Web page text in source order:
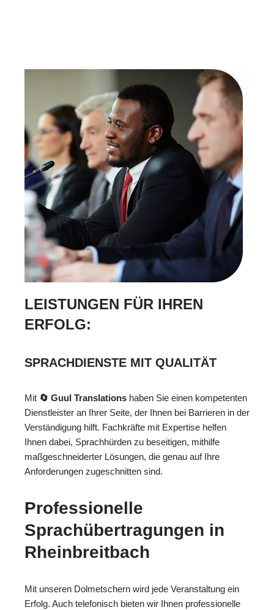
LEISTUNGEN FÜR IHREN
ERFOLG:
SPRACHDIENSTE MIT QUALITÄT
Mit 🔄 Guul Translations haben Sie einen kompetenten
Dienstleister an Ihrer Seite, der Ihnen bei Barrieren in der
Verständigung hilft. Fachkräfte mit Expertise helfen
Ihnen dabei, Sprachhürden zu beseitigen, mithilfe
maßgeschneiderter Lösungen, die genau auf Ihre
Anforderungen zugeschnitten sind.
Professionelle
Sprachübertragungen in
Rheinbreitbach
Mit unseren Dolmetschern wird jede Veranstaltung ein
Erfolg. Auch telefonisch bieten wir Ihnen professionelle